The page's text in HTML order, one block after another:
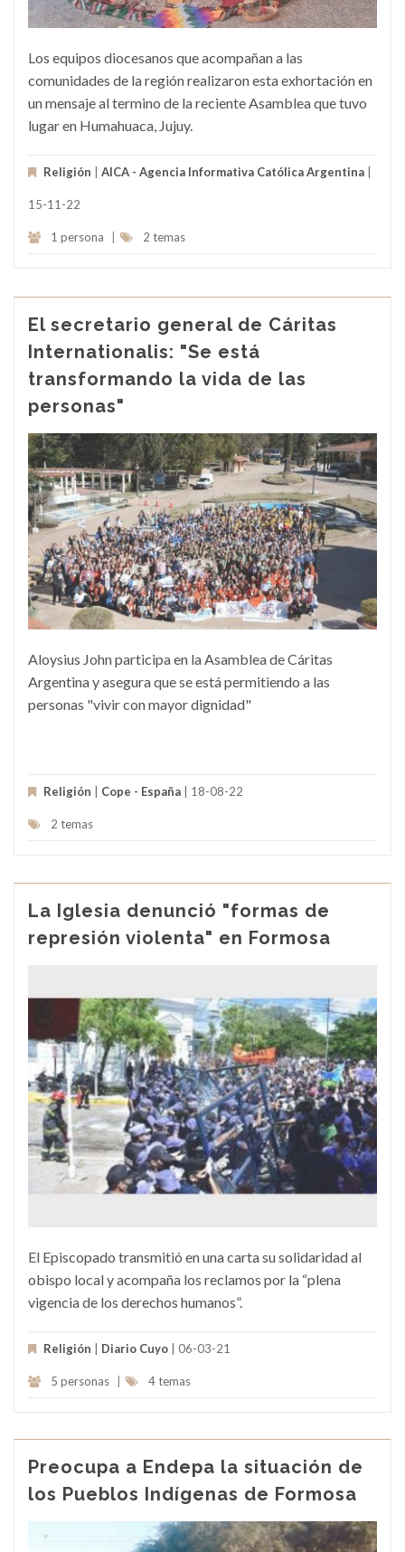
Los equipos diocesanos que acompañan a las
comunidades de la región realizaron esta exhortación en
un mensaje al termino de la reciente Asamblea que tuvo
lugar en Humahuaca, Jujuy.
Religión AICA - Agencia Informativa Católica Argentina
15-11-22
1 persona 2 temas
El secretario general de Cáritas
Internationalis: "Se está
transformando la vida de las
personas"
Aloysius John participa en la Asamblea de Cáritas
Argentina y asegura que se está permitiendo a las
personas "vivir con mayor dignidad"
Religión Cope - España | 18-08-22
2 temas
La Iglesia denunció "formas de
represión violenta" en Formosa
El Episcopado transmitió en una carta su solidaridad al
obispo local y acompaña los reclamos por la “plena
vigencia de los derechos humanos”.
Religión | Diario Cuyo | 06-03-21
5 personas | 4 temas
Preocupa a Endepa la situación de
los Pueblos Indígenas de Formosa